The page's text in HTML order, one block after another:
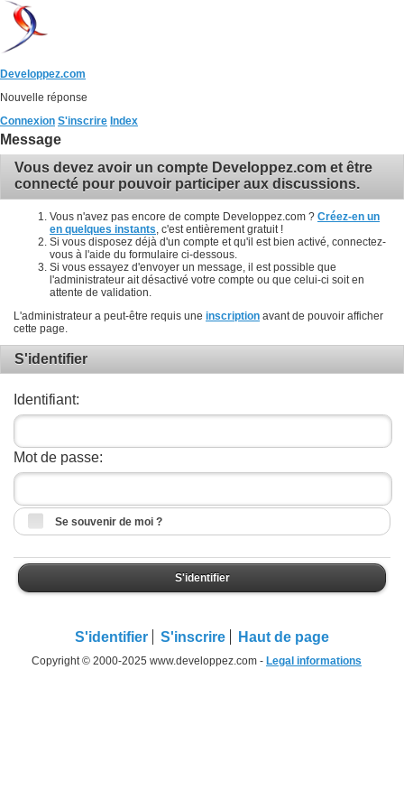
Developpez.com
Nouvelle réponse
Connexion S'inscrire Index
Message
Vous devez avoir un compte Developpez.com et être
connecté pour pouvoir participer aux discussions.
Vous n'avez pas encore de compte Developpez.com ? Créez-en un
en quelques instants , c'est entièrement gratuit !
Si vous disposez déjà d'un compte et qu'il est bien activé, connectez-
vous à l'aide du formulaire ci-dessous.
Si vous essayez d'envoyer un message, il est possible que
l'administrateur ait désactivé votre compte ou que celui-ci soit en
attente de validation.
L'administrateur a peut-être requis une inscription avant de pouvoir afficher
cette page.
S'identifier
Identifiant:
Mot de passe:
Se souvenir de moi ?
S'identifier
S'identifier S'inscrire Haut de page
Copyright © 2000-2025 www.developpez.com - Legal informations